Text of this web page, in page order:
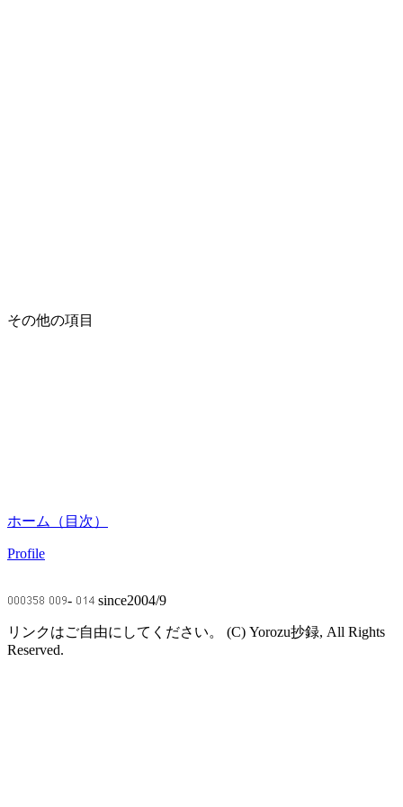
その他の項目
ホーム（目次）
Profile
- since2004/9
リンクはご自由にしてください。 (C) Yorozu抄録, All Rights
Reserved.